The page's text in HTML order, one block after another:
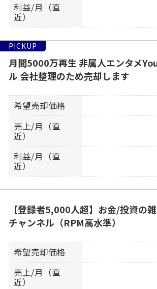
利益/月（直
近）
PICKUP
月間5000万再生 非属人エンタメ
ル 会社整理のため売却します
希望売却価格
売上/月（直
近）
利益/月（直
近）
【登録者5,000人超】お金/投資の
チャンネル（RPM高水準）
希望売却価格
売上/月（直
近）